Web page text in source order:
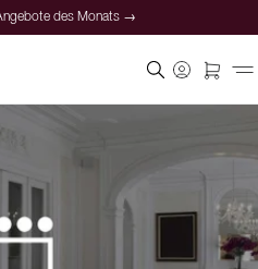
des Monats →